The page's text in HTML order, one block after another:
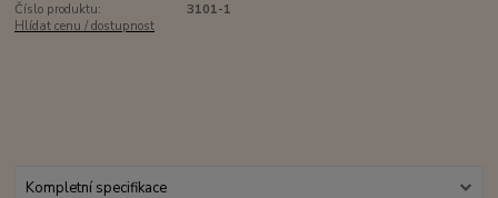
Číslo produktu:
3101-1
Hlídat cenu / dostupnost
Kompletní specifikace